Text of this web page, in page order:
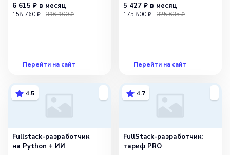
6 615 ₽ в месяц
158 760 ₽ 396 900 ₽
Перейти на сайт
5 427 ₽ в месяц
175 800 ₽ 325 635 ₽
Перейти на сайт
4.5
Fullstack-разработчик
на Python + ИИ
4.7
FullStack-разработчик:
тариф PRO